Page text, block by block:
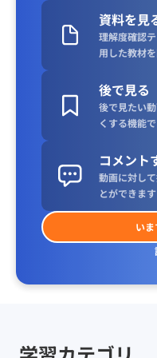
資料を見
理解度確認
用した教材
後で見る
後で見たい
くする機能
コメント
動画に対し
とができます
い